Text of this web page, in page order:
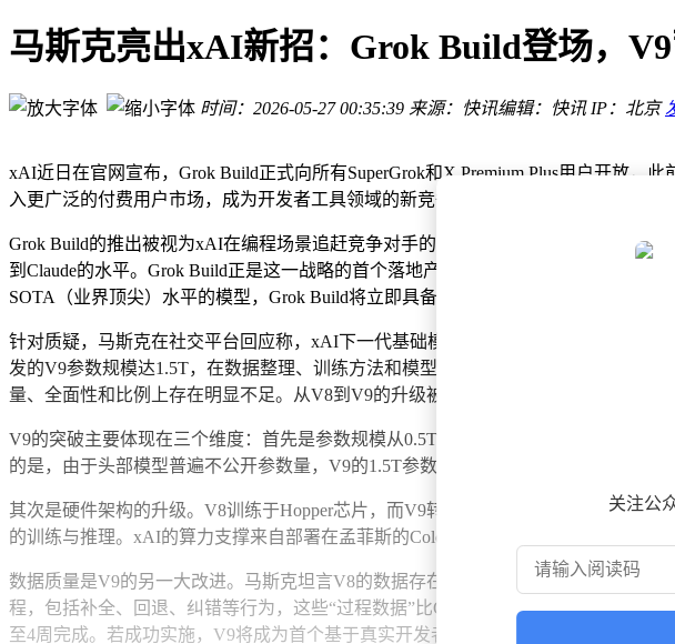
高端手机市场格局揭晓：苹果领跑，华为小米紧随，国产突破困境见曙光
华为折叠屏战略曝光：明年小阔折手机来袭，或成大屏手机市场新焦点
2026年骁龙8至尊版怎么选？三款高性价比机型，16GB+256GB低至2379元
2026年旗舰手机大比拼：Find X9s Pro领衔 畅玩大型手游多任务无压力
阿里整合三条Agent产品线：以QoderWork为基 打造企业AI生产力新引擎
马斯克亮出xAI新招：Grok Build登场，
时间：2026-05-27 00:35:39 来源：快讯编辑：快讯 IP：北京
xAI近日在官网宣布，Grok Build正式向所有SuperGrok和X Premium Plus用户开放，
入更广泛的付费用户市场，成为开发者工具领域的新竞争者。
Grok Build的推出被视为xAI在编程场景追赶竞争对手的关键一步。此前，马斯克曾
到Claude的水平。Grok Build正是这一战略的首个落地产品，但其上线后迅速引发
SOTA（业界顶尖）水平的模型，Grok Build将立即具备与Codex、Claude Code正面竞
针对质疑，马斯克在社交平台回应称，xAI下一代基础模型Grok V9（1.5T参数）在
发的V9参数规模达1.5T，在数据整理、训练方法和模型规模上全面超越V8，并针对
量、全面性和比例上存在明显不足。从V8到V9的升级被马斯克形容为“差距巨大”。
V9的突破主要体现在三个维度：首先是参数规模从0.5T扩张至1.5T，理论上可提升
的是，由于头部模型普遍不公开参数量，V9的1.5T参数更适合作为xAI自身代际比较
其次是硬件架构的升级。V8训练于Hopper芯片，而V9转向为更大规模模型集群设
的训练与推理。xAI的算力支撑来自部署在孟菲斯的Colossus超级集群，其持续扩张为
数据质量是V9的另一大改进。马斯克坦言V8的数据存在全面性不足和比例失衡的问
程，包括补全、回退、纠错等行为，这些“过程数据”比GitHub上的终态代码更具训
至4周完成。若成功实施，V9将成为首个基于真实开发者行为系统性训练的Grok模型。
关注公